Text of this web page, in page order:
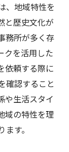
、地域特性を
と歴史文化が
務所が多く存
クを活用した
依頼する際に
確認すること
や生活スタイ
域の特性を理
す。